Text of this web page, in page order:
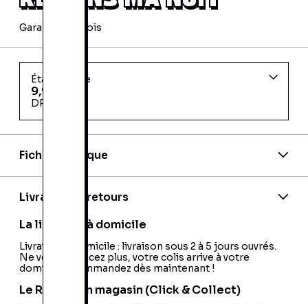
Garantie 24 mois
État d'usage
9,99 €
DREUX
Fiche technique
Code EAN:
12300265791
Livraison et retours
La livraison à domicile
Livraison à domicile : livraison sous 2 à 5 jours ouvrés.
Ne vous déplacez plus, votre colis arrive à votre
domicile ! Commandez dès maintenant !
Le Retrait en magasin (Click & Collect)